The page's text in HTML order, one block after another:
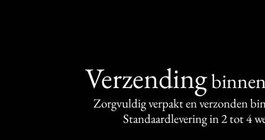
Verzending
Zorgvuldig verpakt en verzonden
Standaardlevering in 2 tot 4